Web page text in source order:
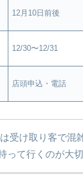
12月10日前後
12/30〜12/31
店頭申込・電話
受け取り客で混
って行くのが大切